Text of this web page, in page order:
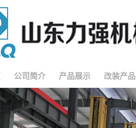
公司简介 产品展示 改装产品